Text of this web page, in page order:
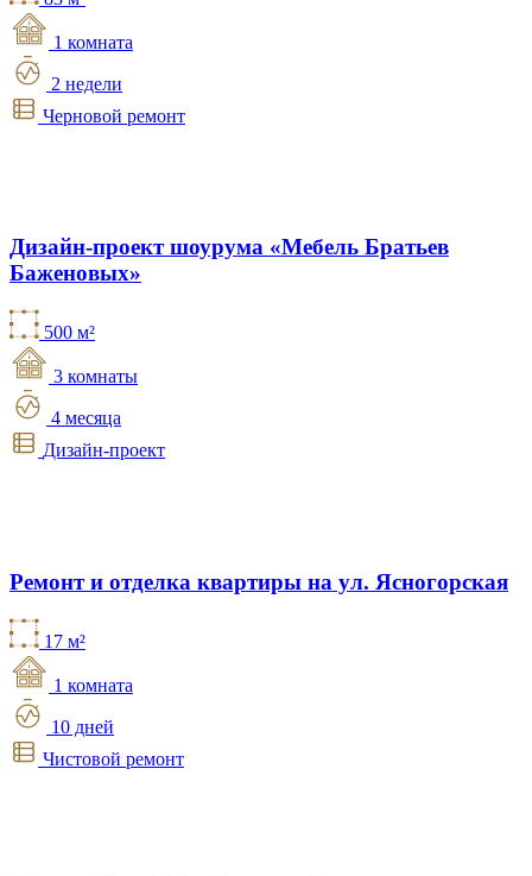
1 комната
2 недели
Черновой ремонт
Дизайн-проект шоурума «Мебель Братьев
Баженовых»
500 м²
3 комнаты
4 месяца
Дизайн-проект
Ремонт и отделка квартиры на ул. Ясногорская
17 м²
1 комната
10 дней
Чистовой ремонт